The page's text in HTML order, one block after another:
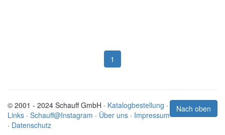
1
Nach oben
© 2001 - 2024 Schauff GmbH · Katalogbestellung ·
Links · Schauff@Instagram · Über uns · Impressum
· Datenschutz